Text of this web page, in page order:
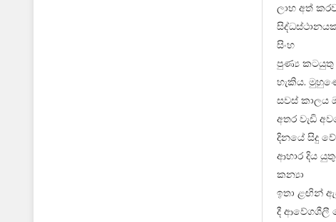
ලාභ අත්
සිංහ
පුණ්‍ය කටයුතු
හැකිය.
සවස් කාලය
අතර වැඩි
දිනයේ සිදු
ආහාර දිය
කන්‍යා
ඉතා ළඟින්
දී ආවේගශීලී